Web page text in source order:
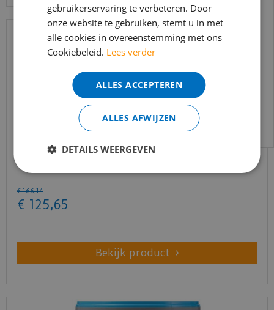
€ 166,14
€ 125,65
Bekijk product
t/m 14 augustus telefonisch helaas niet
bereikbaar.
Bestelling worden uiteraard verwerkt
echter iets minder snel dan wat je van ons
gewend bent.
Voor vragen kan je ons bereiken via
info@merkvloerenwinkel.nl
gebruikerservaring te verbeteren. Door
onze website te gebruiken, stemt u in met
alle cookies in overeenstemming met ons
Cookiebeleid. Lees verder
ALLES ACCEPTEREN
ALLES AFWIJZEN
DETAILS WEERGEVEN